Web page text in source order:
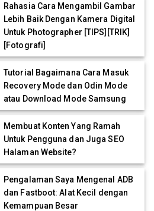
Rahasia Cara Mengambil Gambar
Lebih Baik Dengan Kamera Digital
Untuk Photographer [TIPS][TRIK]
[Fotografi]
Tutorial Bagaimana Cara Masuk
Recovery Mode dan Odin Mode
atau Download Mode Samsung
Membuat Konten Yang Ramah
Untuk Pengguna dan Juga SEO
Halaman Website?
Pengalaman Saya Mengenal ADB
dan Fastboot: Alat Kecil dengan
Kemampuan Besar